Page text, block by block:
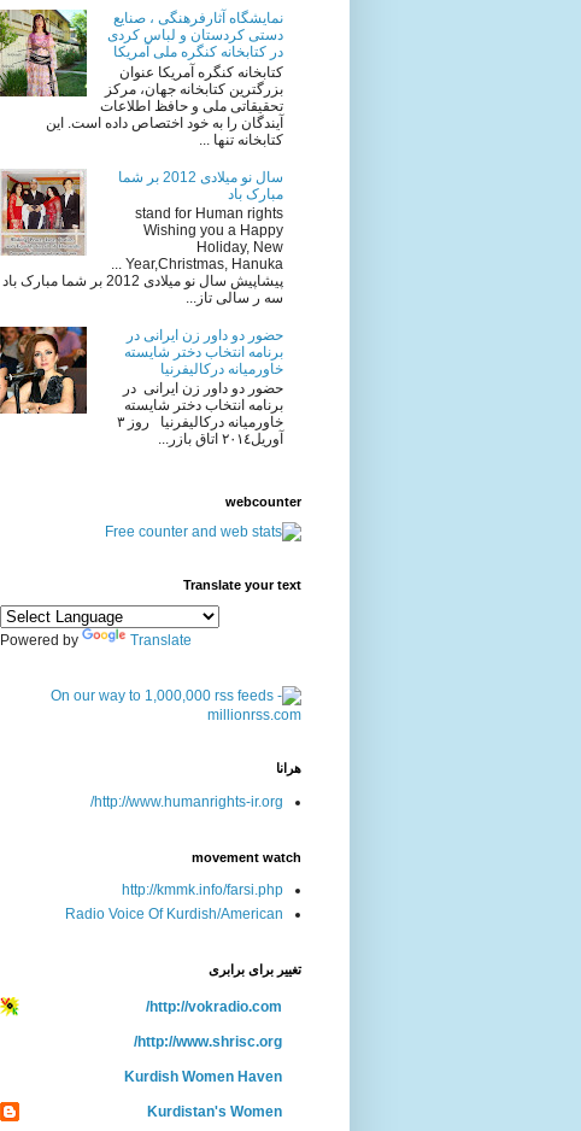
نمایشگاه آثارفرهنگی ، صنایع
دستی کردستان و لباس کردی
در کتابخانه کنگره ملی آمریکا
کتابخانه کنگره آمریکا عنوان
بزرگترین کتابخانه جهان، مرکز
تحقیقاتی ملی و حافظ اطلاعات
آیندگان را به خود اختصاص داده است. این
کتابخانه تنها ...
سال نو میلادی 2012 بر شما
مبارک باد
stand for Human rights
Wishing you a Happy
Holiday, New
Year,Christmas, Hanuka ...
پیشاپیش سال نو میلادی 2012 بر شما مبارک باد
سه ر سالی تاز...
حضور دو داور زن ایرانی در
برنامه انتخاب دختر شایسته
خاورمیانه درکالیفرنیا
حضور دو داور زن ایرانی در
برنامه انتخاب دختر شایسته
خاورمیانه درکالیفرنیا روز ٣
آوريل٢٠١٤ اتاق بازر...
webcounter
Translate your text
Powered by Translate
هرانا
http://www.humanrights-ir.org/
movement watch
http://kmmk.info/farsi.php
Radio Voice Of Kurdish/American
تغییر برای برابری
http://vokradio.com/
http://www.shrisc.org/
Kurdish Women Haven
Kurdistan's Women